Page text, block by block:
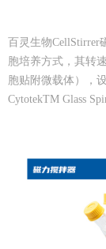
百灵生物CellStirrer
胞培养方式，其转
胞贴附微载体），
CytotekTM Glass